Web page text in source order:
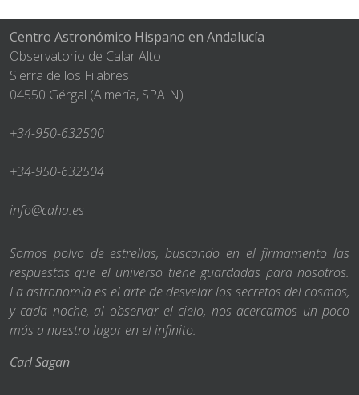
Centro Astronómico Hispano en Andalucía
Observatorio de Calar Alto
Sierra de los Filabres
04550 Gérgal (Almería, SPAIN)
+34-950-632500
+34-950-632504
info@caha.es
Somos polvo de estrellas, buscando en el firmamento las
respuestas que el universo tiene guardadas para nosotros.
La astronomía es el arte de desvelar los secretos del cosmos,
y cada noche, al observar el cielo, nos acercamos un poco
más a nuestro lugar en el infinito.
Carl Sagan